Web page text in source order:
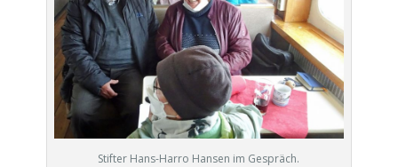
Stifter Hans-Harro Hansen im Gespräch.